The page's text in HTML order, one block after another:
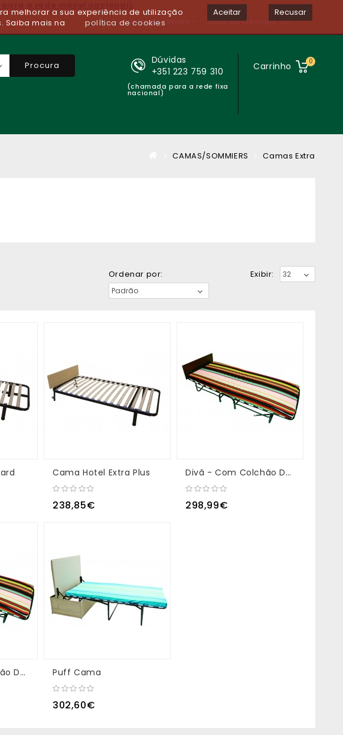
Conta de cliente
Lista de desejos (0)
Carrinho 0
Dúvidas
+351 223 759 310
(chamada para a rede fixa
nacional)
Procura
CAMAS/SOMMIERS Camas Extra
Exibir:
Ordenar por:
Cama Hotel Extra Plus
238,85€
Divã - Com Colchão De Espuma 10/12 Cm
298,99€
Divã - Com Colchão De Espuma 8 Cm Puff Cama
302,60€
melhorar a sua experiência de utilização
Saiba mais na
política de cookies
Aceitar Recusar